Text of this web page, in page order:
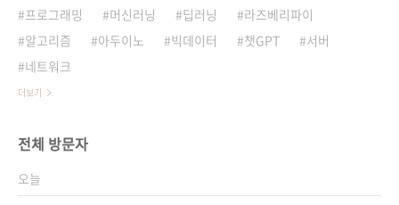
프로그래밍
머신러닝 딥러닝
라즈베리파이
알고리즘
아두이노 빅데이터 챗GPT
서버
네트워크
더보기
전체 방문자
오늘